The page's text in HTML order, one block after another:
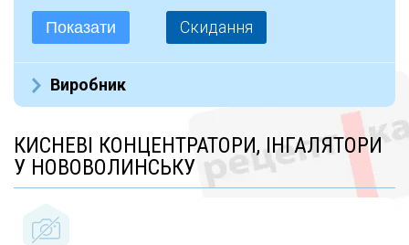
Показати Скидання
Виробник
Omron (5)
Dr.Frei (2)
VEGA (4)
Dr. Frei (5)
КИСНЕВІ КОНЦЕНТРАТОРИ, ІНГАЛЯТОРИ
У НОВОВОЛИНСЬКУ